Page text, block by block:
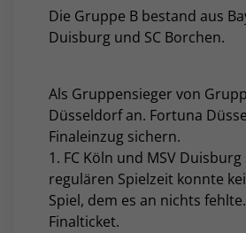
Die Gruppe B bestand aus
Duisburg und SC Borchen.
Als Gruppensieger von
Düsseldorf an. Fortuna
Finaleinzug sichern.
1. FC Köln und MSV
regulären Spielzeit konnte
Spiel, dem es an nichts
Finalticket.